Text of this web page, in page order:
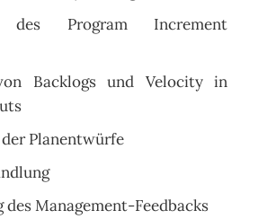
des Program Increment
Backlogs und Velocity in
Planentwürfe
des Management-Feedbacks